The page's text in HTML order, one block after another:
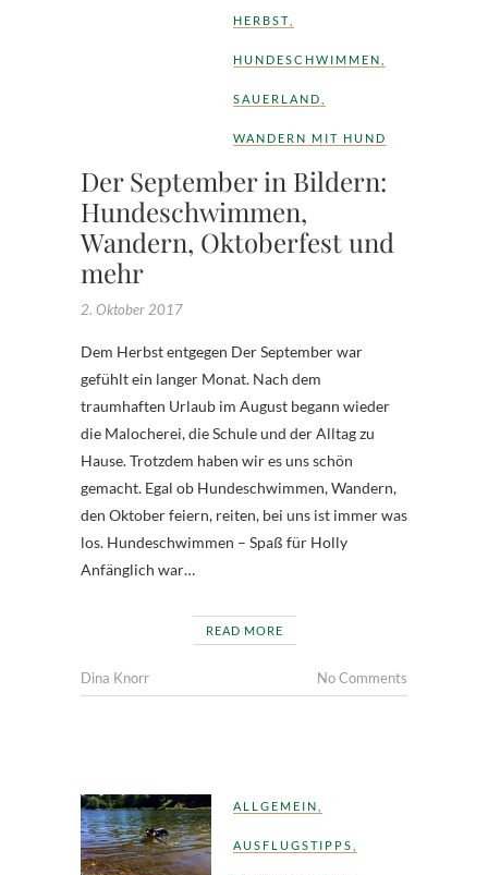
HERBST
HUNDESCHWIMMEN
SAUERLAND
WANDERN MIT HUND
Der September in Bildern:
Hundeschwimmen,
Wandern, Oktoberfest und
mehr
2. Oktober 2017
Dem Herbst entgegen Der September war
gefühlt ein langer Monat. Nach dem
traumhaften Urlaub im August begann wieder
die Malocherei, die Schule und der Alltag zu
Hause. Trotzdem haben wir es uns schön
gemacht. Egal ob Hundeschwimmen, Wandern,
den Oktober feiern, reiten, bei uns ist immer was
los. Hundeschwimmen – Spaß für Holly
Anfänglich war…
READ MORE
Dina Knorr No Comments
ALLGEMEIN
AUSFLUGSTIPPS